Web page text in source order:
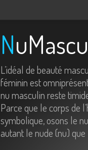
L’idéal de beauté
féminin est
nu masculin reste
Parce que le corps de
symbolique, osons le
autant le nude (nu)